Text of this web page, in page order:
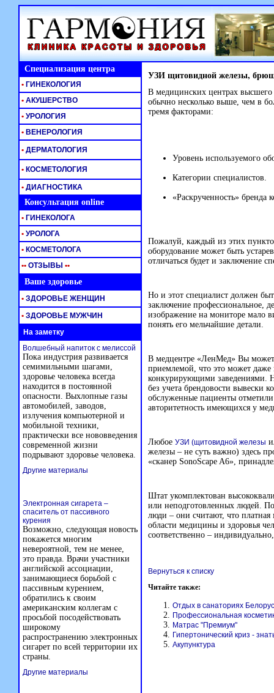
Специализация центра УЗИ щитовидной железы,
В медицинских центрах высшего
обычно несколько выше, чем в
тремя факторами:
Уровень используемого
Категории специалистов.
«Раскрученность» бренда
Пожалуй, каждый из этих
оборудование может быть
отличаться будет и заключение
Но и этот специалист должен
заключение профессиональное,
изображение на мониторе мало
понять его мельчайшие детали.
В медцентре «ЛенМед» Вы
приемлемой, что это может даже
конкурирующими заведениями.
без учета брендовости вывески
обслуженные пациенты
авторитетность имеющихся у
Любое УЗИ (щитовидной железы
железы – не суть важно) здесь
«сканер SonoScape A6»,
Штат укомплектован
или неподготовленных людей.
люди – они считают, что платная
области медицины и здоровья
соответственно –
Вернуться к списку
Читайте также:
Отдых в санаториях
Профессиональная
Матрас "Премиум"
Гипертонический криз -
Акупунктура
• ГИНЕКОЛОГИЯ
• АКУШЕРСТВО
• УРОЛОГИЯ
• ВЕНЕРОЛОГИЯ
• ДЕРМАТОЛОГИЯ
• КОСМЕТОЛОГИЯ
• ДИАГНОСТИКА
Консультация online
• ГИНЕКОЛОГА
• УРОЛОГА
• КОСМЕТОЛОГА
•• ОТЗЫВЫ ••
Ваше здоровье
• ЗДОРОВЬЕ ЖЕНЩИН
• ЗДОРОВЬЕ МУЖЧИН
На заметку
Волшебный напиток с мелиссой
Пока индустрия развивается
семимильными шагами,
здоровье человека всегда
находится в постоянной
опасности. Выхлопные газы
автомобилей, заводов,
излучения компьютерной и
мобильной техники,
практически все нововведения
современной жизни
подрывают здоровье человека.
Другие материалы
Электронная сигарета –
спаситель от пассивного
курения
Возможно, следующая новость
покажется многим
невероятной, тем не менее,
это правда. Врачи участники
английской ассоциации,
занимающиеся борьбой с
пассивным курением,
обратились к своим
американским коллегам с
просьбой посодействовать
широкому
распространению электронных
сигарет по всей территории их
страны.
Другие материалы